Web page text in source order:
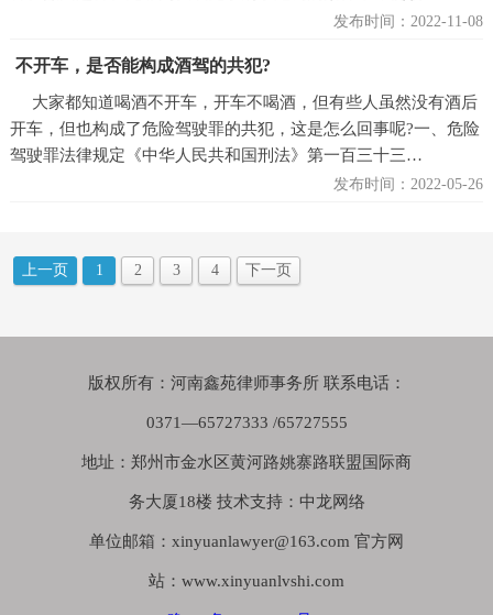
发布时间：2022-11-08
不开车，是否能构成酒驾的共犯?
大家都知道喝酒不开车，开车不喝酒，但有些人虽然没有酒后
开车，但也构成了危险驾驶罪的共犯，这是怎么回事呢?一、危险
驾驶罪法律规定《中华人民共和国刑法》第一百三十三…
发布时间：2022-05-26
上一页 1 2 3 4 下一页
版权所有：河南鑫苑律师事务所 联系电话：
0371—65727333 /65727555
地址：郑州市金水区黄河路姚寨路联盟国际商
务大厦18楼 技术支持：中龙网络
单位邮箱：xinyuanlawyer@163.com 官方网
站：www.xinyuanlvshi.com